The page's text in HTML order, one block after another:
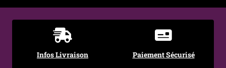
conseillé
Infos Livraison Paiement Sécurisé